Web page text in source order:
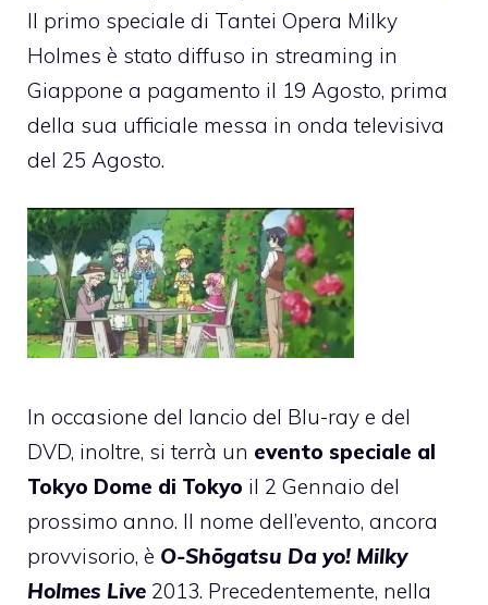
Il primo speciale di Tantei Opera Milky
Holmes è stato diffuso in streaming in
Giappone a pagamento il 19 Agosto, prima
della sua ufficiale messa in onda televisiva
del 25 Agosto.
In occasione del lancio del Blu-ray e del
DVD, inoltre, si terrà un evento speciale al
Tokyo Dome di Tokyo il 2 Gennaio del
prossimo anno. Il nome dell’evento, ancora
provvisorio, è O-Shōgatsu Da yo! Milky
Holmes Live 2013. Precedentemente, nella